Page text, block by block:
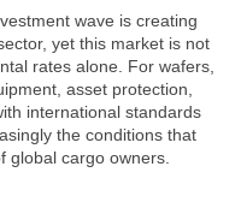
wave is creating
yet this market is not
rates alone. For wafers,
asset protection,
international standards
the conditions that
global cargo owners.